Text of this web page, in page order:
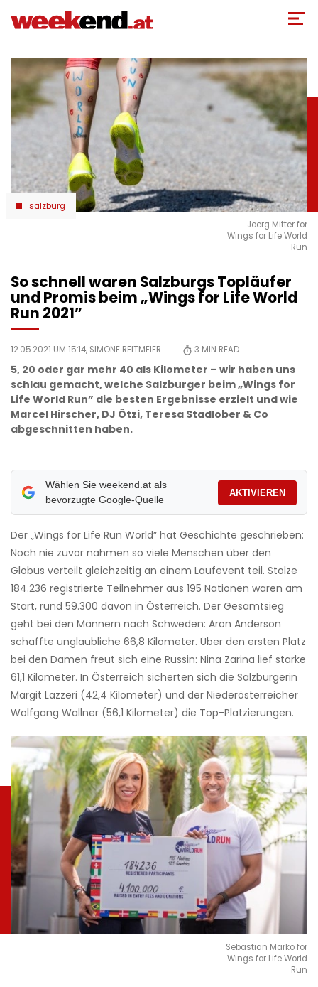
zum
salzburg
Joerg Mitter for
Wings for Life World
Run
So schnell waren Salzburgs Topläufer
und Promis beim „Wings for Life World
Run 2021”
12.05.2021 UM 15:14, SIMONE REITMEIER 3 MIN READ
5, 20 oder gar mehr 40 als Kilometer – wir haben uns
schlau gemacht, welche Salzburger beim „Wings for
Life World Run” die besten Ergebnisse erzielt und wie
Marcel Hirscher, DJ Ötzi, Teresa Stadlober & Co
abgeschnitten haben.
Wählen Sie weekend.at als
bevorzugte Google-Quelle
AKTIVIEREN
Der „Wings for Life Run World” hat Geschichte geschrieben:
Noch nie zuvor nahmen so viele Menschen über den
Globus verteilt gleichzeitig an einem Laufevent teil. Stolze
184.236 registrierte Teilnehmer aus 195 Nationen waren am
Start, rund 59.300 davon in Österreich. Der Gesamtsieg
geht bei den Männern nach Schweden: Aron Anderson
schaffte unglaubliche 66,8 Kilometer. Über den ersten Platz
bei den Damen freut sich eine Russin: Nina Zarina lief starke
61,1 Kilometer. In Österreich sicherten sich die Salzburgerin
Margit Lazzeri (42,4 Kilometer) und der Niederösterreicher
Wolfgang Wallner (56,1 Kilometer) die Top-Platzierungen.
Sebastian Marko for
Wings for Life World
Run